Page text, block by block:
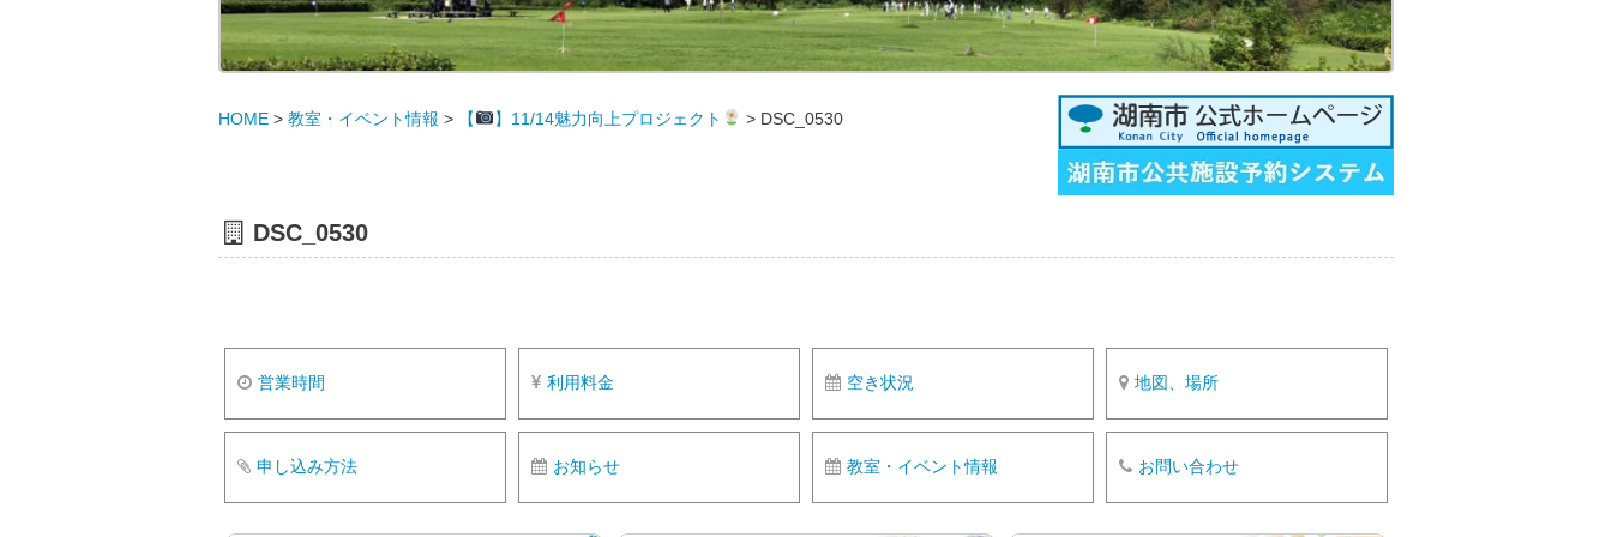
HOME > 教室・イベント情報 > 【 】11/14魅力向上プロジェクト > DSC_0530
DSC_0530
営業時間 利用料金 空き状況 地図、場所
申し込み方法 お知らせ 教室・イベント情報 お問い合わせ